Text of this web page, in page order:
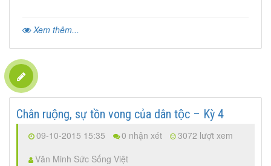
Xem thêm...
Chân ruộng, sự tồn vong của dân tộc – Kỳ 4
09-10-2015 15:35 0 nhận xét
3072 lượt xem
Văn Minh Sức Sống Việt